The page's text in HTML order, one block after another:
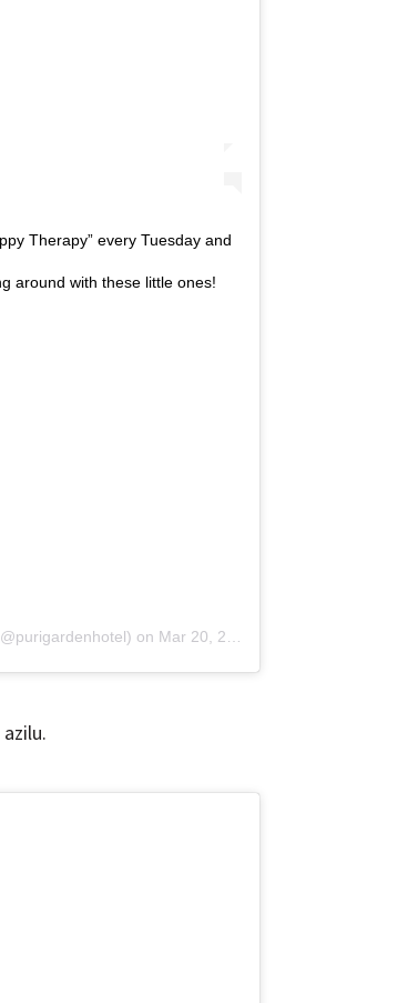
Therapy” every Tuesday and
around with these little ones!
on Mar 20, 2019 at 3:24pm PDT